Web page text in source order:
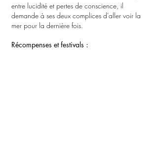
entre lucidité et pertes de conscience, il
demande à ses deux complices d'aller voir la
mer pour la dernière fois.
Récompenses et festivals :